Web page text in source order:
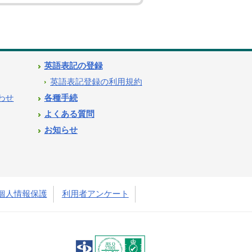
せ
英語表記の登録
英語表記登録の利用規約
各種手続
よくある質問
お知らせ
人情報保護 利用者アンケート